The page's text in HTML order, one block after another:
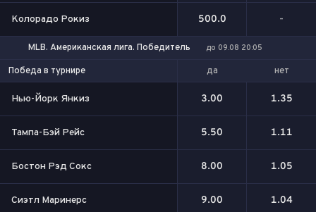
Колорадо Рокиз 500.0 -
MLB. Американская лига. Победитель до 09.08 20:05
Победа в турнире да нет
Нью-Йорк Янкиз 3.00 1.35
Тампа-Бэй Рейс 5.50 1.11
Бостон Рэд Сокс 8.00 1.05
Сиэтл Маринерс 9.00 1.04